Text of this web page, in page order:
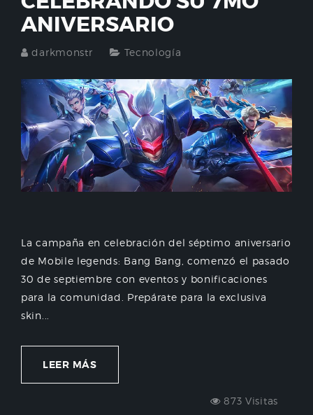
ANIVERSARIO
darkmonstr Tecnología
La campaña en celebración del séptimo aniversario
de Mobile legends: Bang Bang, comenzó el pasado
30 de septiembre con eventos y bonificaciones
para la comunidad. Prepárate para la exclusiva
skin...
LEER MÁS
873 Visitas